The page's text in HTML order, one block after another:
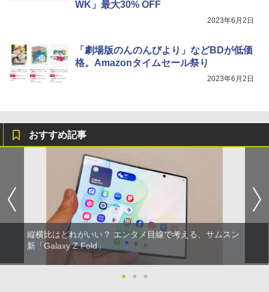
WK」最大30% OFF
2023年6月2日
「劇場版のんのんびより」などBDが低価
格。Amazonタイムセール祭り
2023年6月2日
おすすめ記事
縦横比はどれがいい？ エンタメ目線で考える、サムスン
新「Galaxy Z Fold」
● ● ●